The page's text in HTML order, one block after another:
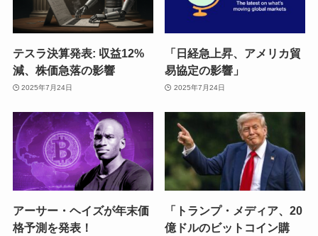
テスラ決算発表: 収益12%
減、株価急落の影響
2025年7月24日
「日経急上昇、アメリカ貿
易協定の影響」
2025年7月24日
アーサー・ヘイズが年末価
格予測を発表！
「トランプ・メディア、20
億ドルのビットコイン購